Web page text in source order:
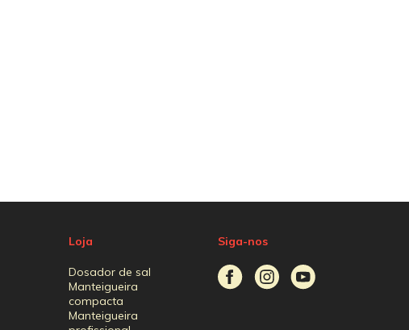
Loja
Dosador de sal
Manteigueira
compacta
Manteigueira
Siga-nos